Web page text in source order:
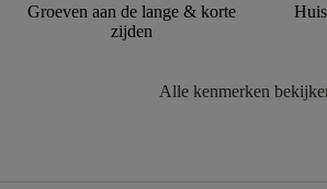
Groeven aan de lange & korte
zijden
Alle kenmerken